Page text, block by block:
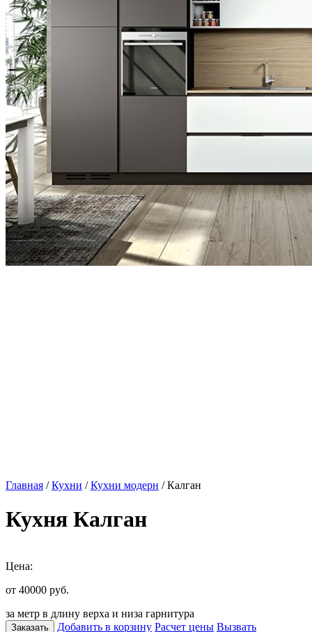
Главная /Кухни /Кухни модерн / Калган
Кухня Калган
Цена:
от 40000 руб.
за метр в длину верха и низа гарнитура
Заказать Добавить в корзину Расчет цены Вызвать